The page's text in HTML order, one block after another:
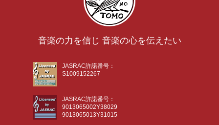
音楽の力を信じ 音楽の心を伝えたい
JASRAC許諾番号：
S1009152267
JASRAC許諾番号：
9013065002Y38029
9013065013Y31015